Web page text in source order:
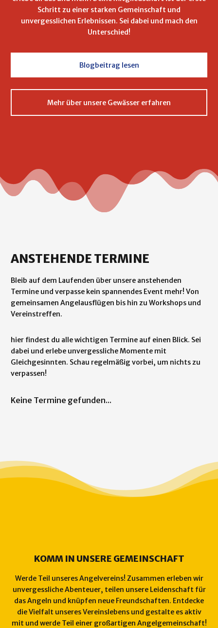
Schritt zu einer starken Gemeinschaft und
unvergesslichen Erlebnissen. Sei dabei und mach den
Unterschied!
Blogbeitrag lesen
Mehr über unsere Gewässer erfahren
ANSTEHENDE TERMINE
Bleib auf dem Laufenden über unsere anstehenden
Termine und verpasse kein spannendes Event mehr! Von
gemeinsamen Angelausflügen bis hin zu Workshops und
Vereinstreffen.
hier findest du alle wichtigen Termine auf einen Blick. Sei
dabei und erlebe unvergessliche Momente mit
Gleichgesinnten. Schau regelmäßig vorbei, um nichts zu
verpassen!
Keine Termine gefunden...
KOMM IN UNSERE GEMEINSCHAFT
Werde Teil unseres Angelvereins! Zusammen erleben wir
unvergessliche Abenteuer, teilen unsere Leidenschaft für
das Angeln und knüpfen neue Freundschaften. Entdecke
die Vielfalt unseres Vereinslebens und gestalte es aktiv
mit und werde Teil einer großartigen Angelgemeinschaft!